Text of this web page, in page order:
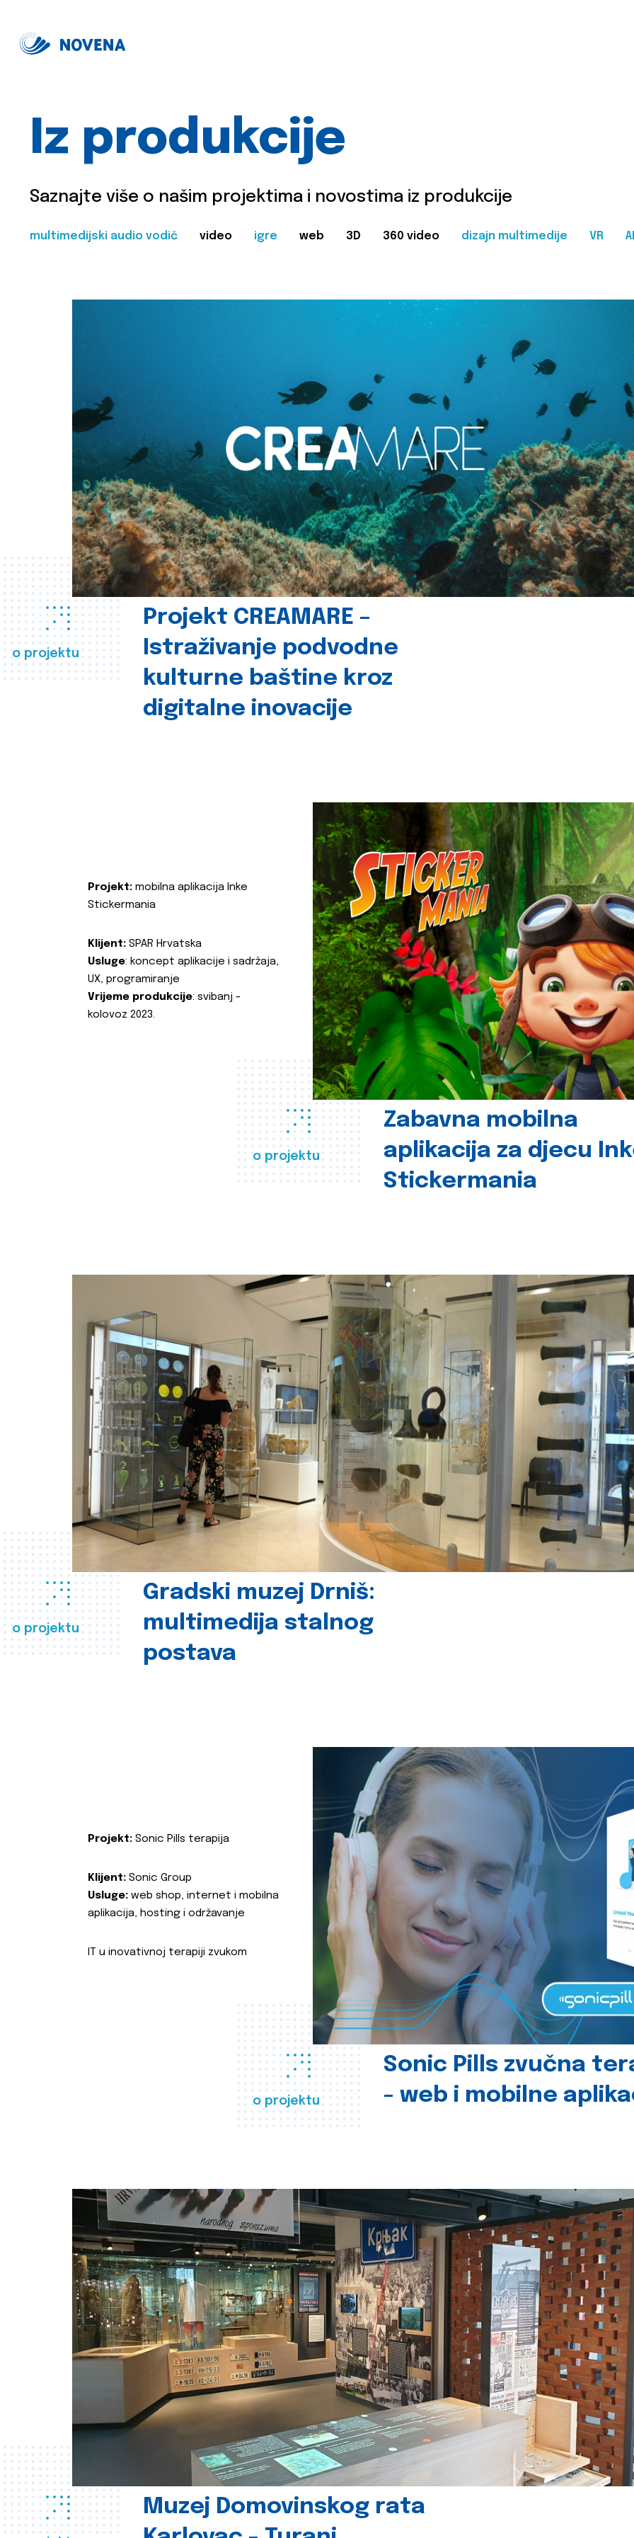
Iz produkcije
Saznajte više o našim projektima i novostima iz produkcije
multimedijski audio vodič video igre web 3D 360 video dizajn multimedije VR
o projektu
Projekt CREAMARE –
Istraživanje podvodne
kulturne baštine kroz
digitalne inovacije
o projektu
Zabavna mobilna
aplikacija za djecu
Stickermania
Projekt: mobilna aplikacija Inke
Stickermania
Klijent: SPAR Hrvatska
Usluge: koncept aplikacije i sadržaja,
UX, programiranje
Vrijeme produkcije: svibanj -
kolovoz 2023.
o projektu
Gradski muzej Drniš:
multimedija stalnog
postava
o projektu
Sonic Pills zvučna
- web i mobilne
Projekt: Sonic Pills terapija
Klijent: Sonic Group
Usluge: web shop, internet i mobilna
aplikacija, hosting i održavanje
IT u inovativnoj terapiji zvukom
Muzej Domovinskog rata